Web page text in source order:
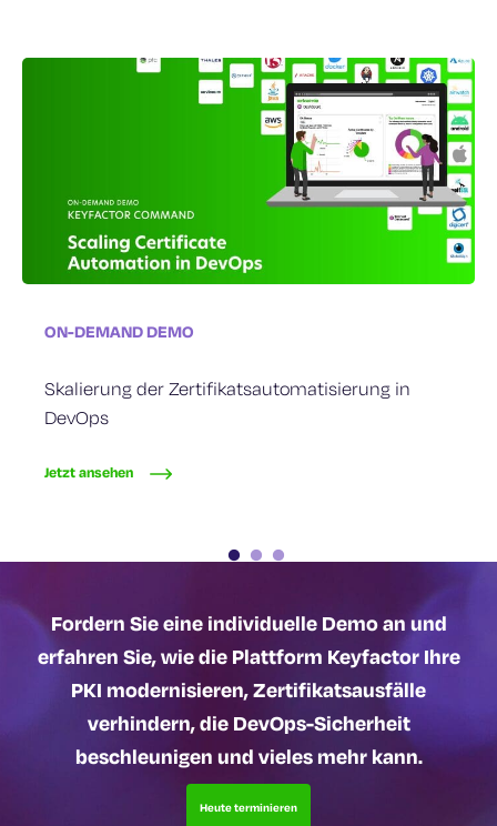
ON-DEMAND DEMO
Skalierung der Zertifikatsautomatisierung in
DevOps
Jetzt ansehen
ON-DEMAND DEMO
Bereitstellen und Verwalten Ihrer IoT
Geräteidentitäten
Jetzt ansehen
ON-DEMAND DEMO
Sicheres Code Signing für DevOps
Fordern Sie eine individuelle Demo an und
erfahren Sie, wie die Plattform Keyfactor Ihre
PKI modernisieren, Zertifikatsausfälle
verhindern, die DevOps-Sicherheit
beschleunigen und vieles mehr kann.
Heute terminieren